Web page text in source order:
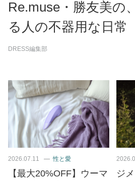
Re.muse・勝友美の
る人の不器用な日常
DRESS編集部
2026.07.11 性と愛
【最大20%OFF】ウーマ
ジ